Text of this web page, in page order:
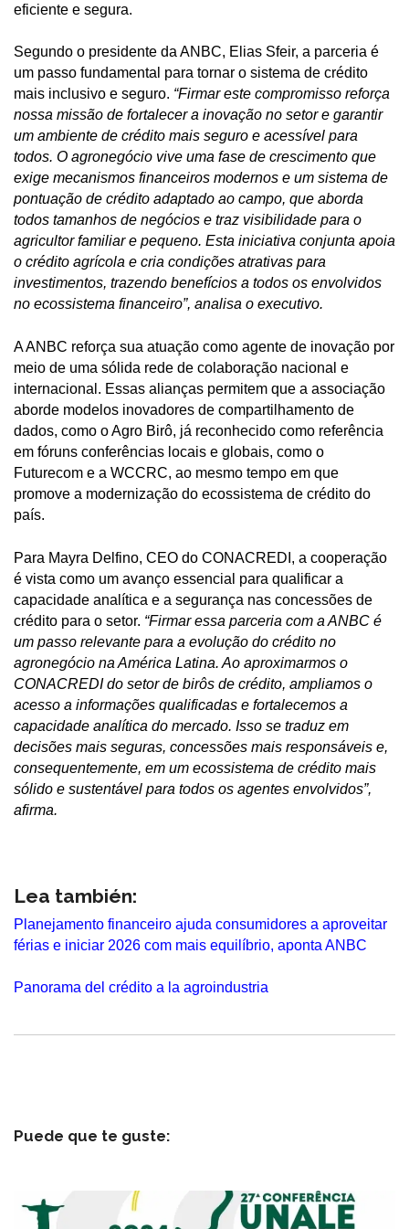
eficiente e segura.
Segundo o presidente da ANBC, Elias Sfeir, a parceria é
um passo fundamental para tornar o sistema de crédito
mais inclusivo e seguro. “Firmar este compromisso reforça
nossa missão de fortalecer a inovação no setor e garantir
um ambiente de crédito mais seguro e acessível para
todos. O agronegócio vive uma fase de crescimento que
exige mecanismos financeiros modernos e um sistema de
pontuação de crédito adaptado ao campo, que aborda
todos tamanhos de negócios e traz visibilidade para o
agricultor familiar e pequeno. Esta iniciativa conjunta apoia
o crédito agrícola e cria condições atrativas para
investimentos, trazendo benefícios a todos os envolvidos
no ecossistema financeiro”, analisa o executivo.
A ANBC reforça sua atuação como agente de inovação por
meio de uma sólida rede de colaboração nacional e
internacional. Essas alianças permitem que a associação
aborde modelos inovadores de compartilhamento de
dados, como o Agro Birô, já reconhecido como referência
em fóruns conferências locais e globais, como o
Futurecom e a WCCRC, ao mesmo tempo em que
promove a modernização do ecossistema de crédito do
país.
Para Mayra Delfino, CEO do CONACREDI, a cooperação
é vista como um avanço essencial para qualificar a
capacidade analítica e a segurança nas concessões de
crédito para o setor. “Firmar essa parceria com a ANBC é
um passo relevante para a evolução do crédito no
agronegócio na América Latina. Ao aproximarmos o
CONACREDI do setor de birôs de crédito, ampliamos o
acesso a informações qualificadas e fortalecemos a
capacidade analítica do mercado. Isso se traduz em
decisões mais seguras, concessões mais responsáveis e,
consequentemente, em um ecossistema de crédito mais
sólido e sustentável para todos os agentes envolvidos”,
afirma.
Lea también:
Planejamento financeiro ajuda consumidores a aproveitar
férias e iniciar 2026 com mais equilíbrio, aponta ANBC
Panorama del crédito a la agroindustria
Puede que te guste: